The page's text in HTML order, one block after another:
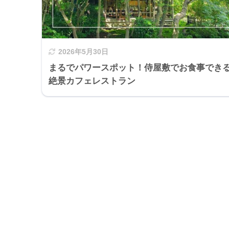
2026年5月30日
まるでパワースポット！侍屋敷でお食事でき
絶景カフェレストラン